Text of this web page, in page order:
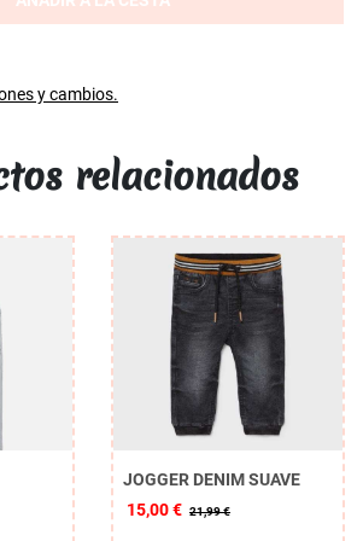
y cambios.
relacionados
JOGGER DENIM SUAVE
15,00 € 21,99 €